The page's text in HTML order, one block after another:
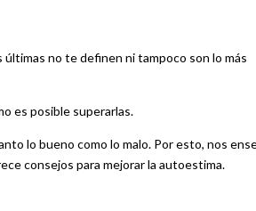
no te definen ni tampoco son lo más
es posible superarlas.
lo bueno como lo malo. Por esto, nos
consejos para mejorar la autoestima.